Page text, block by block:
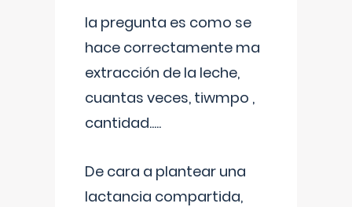
la pregunta es como se
hace correctamente ma
extracción de la leche,
cuantas veces, tiwmpo ,
cantidad.....
De cara a plantear una
lactancia compartida,